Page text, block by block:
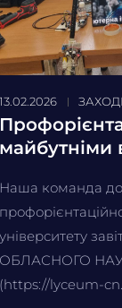
13.02.2026
майбутніми
Наша команда
університету
ОБЛАСНОГО
(https://lyceum-